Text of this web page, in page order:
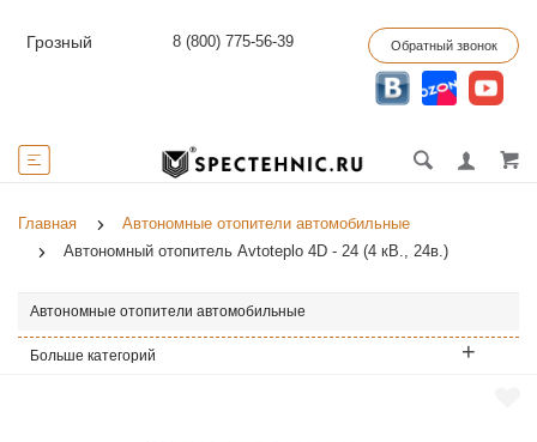
Грозный 8 (800) 775-56-39 Обратный звонок
Главная
Автономные отопители автомобильные
Автономный отопитель Avtoteplo 4D - 24 (4 кВ., 24в.)
Автономные отопители автомобильные
Больше категорий